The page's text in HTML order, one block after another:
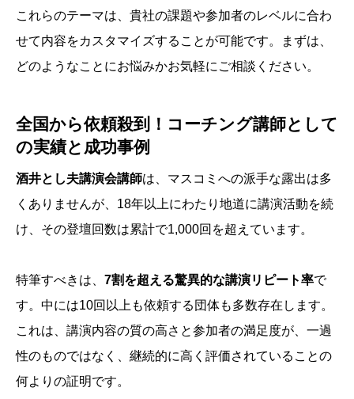
これらのテーマは、貴社の課題や参加者のレベルに合わ
せて内容をカスタマイズすることが可能です。まずは、
どのようなことにお悩みかお気軽にご相談ください。
全国から依頼殺到！コーチング講師として
の実績と成功事例
酒井とし夫講演会講師は、マスコミへの派手な露出は多
くありませんが、18年以上にわたり地道に講演活動を続
け、その登壇回数は累計で1,000回を超えています。
特筆すべきは、 7割を超える驚異的な講演リピート率で
す。中には10回以上も依頼する団体も多数存在します。
これは、講演内容の質の高さと参加者の満足度が、一過
性のものではなく、継続的に高く評価されていることの
何よりの証明です。